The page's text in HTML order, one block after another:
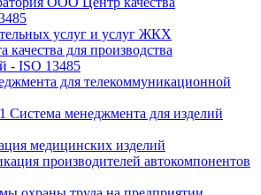
услуг и услуг ЖКХ
для производства
- ISO 13485
для телекоммуникационной
менеджмента для изделий
медицинских изделий
производителей автокомпонентов